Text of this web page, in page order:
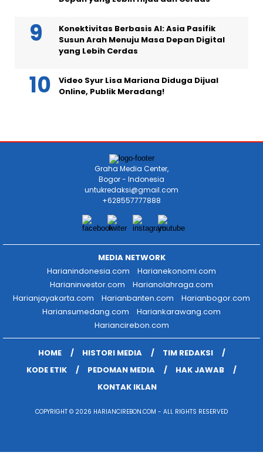
Konektivitas Berbasis AI: Asia Pasifik
Susun Arah Menuju Masa Depan Digital
yang Lebih Cerdas
Video Syur Lisa Mariana Diduga Dijual
Online, Publik Meradang!
Graha Media Center,
Bogor - Indonesia
untukredaksi@gmail.com
+628557777888
MEDIA NETWORK
Harianindonesia.com
Harianekonomi.com
Harianinvestor.com
Harianolahraga.com
Harianjayakarta.com
Harianbanten.com
Harianbogor.com
Hariansumedang.com
Hariankarawang.com
Hariancirebon.com
HOME HISTORI MEDIA
TIM REDAKSI
KODE ETIK
PEDOMAN MEDIA
HAK JAWAB
KONTAK IKLAN
COPYRIGHT © 2026 HARIANCIREBON.COM - ALL RIGHTS RESERVED